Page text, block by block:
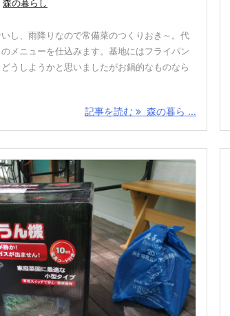
森の暮らし
し、雨降りなので常備菜のつくりおき～。代
メニューを仕込みます。基地にはフライパン
うしようかと思いましたがお鍋的なものなら
記事を読む 森の暮ら ...